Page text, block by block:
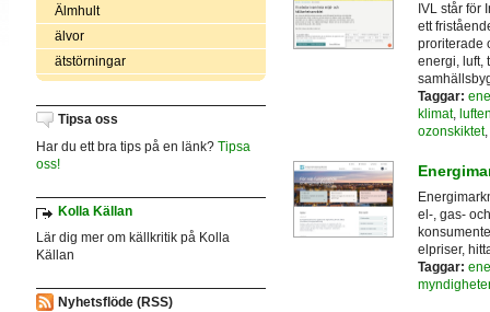
Älmhult
älvor
ätstörningar
Tipsa oss
Har du ett bra tips på en länk? Tipsa
oss!
Kolla Källan
Lär dig mer om källkritik på Kolla
Källan
Nyhetsflöde (RSS)
IVL står för
ett
proriterade
energi, luft,
Taggar:
klimat,
ozonskiktet,
el-, gas-
elpriser,
Taggar: